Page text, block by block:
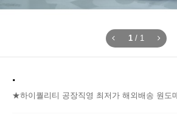
1 / 1
.
★하이퀄리티 공장직영 최저가 해외배송 원도